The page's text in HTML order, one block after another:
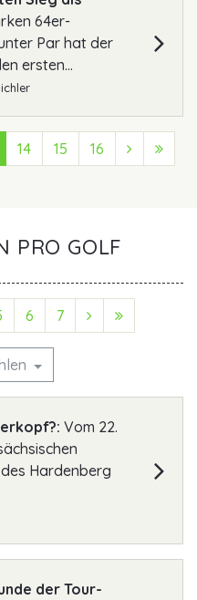
64er-
Par hat der
ersten...
14 15 16 Next
PRO GOLF
6 7 Next
Vom 22.
Hardenberg
der Tour-